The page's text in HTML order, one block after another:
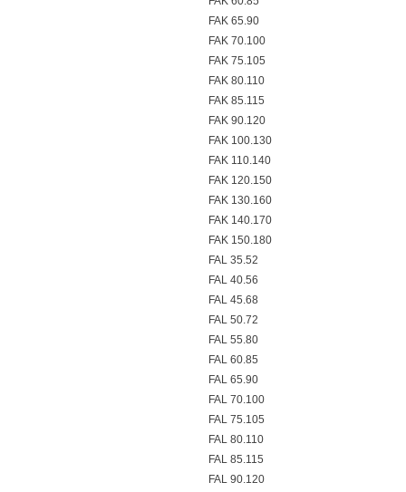
FAK 65.90
FAK 70.100
FAK 75.105
FAK 80.110
FAK 85.115
FAK 90.120
FAK 100.130
FAK 110.140
FAK 120.150
FAK 130.160
FAK 140.170
FAK 150.180
FAL 35.52
FAL 40.56
FAL 45.68
FAL 50.72
FAL 55.80
FAL 60.85
FAL 65.90
FAL 70.100
FAL 75.105
FAL 80.110
FAL 85.115
FAL 90.120